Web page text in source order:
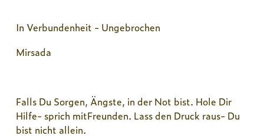
In Verbundenheit - Ungebrochen
Mirsada
Falls Du Sorgen, Ängste, in der Not bist. Hole Dir
Hilfe- sprich mitFreunden. Lass den Druck raus- Du
bist nicht allein.